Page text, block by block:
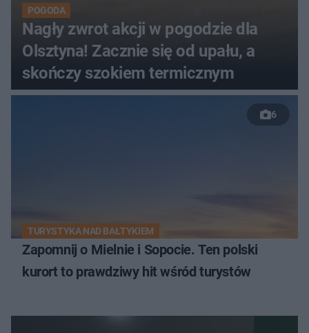
POGODA
Nagły zwrot akcji w pogodzie dla
Olsztyna! Zacznie się od upału, a
skończy szokiem termicznym
6
TURYSTYKA NAD BAŁTYKIEM
Zapomnij o Mielnie i Sopocie. Ten polski
kurort to prawdziwy hit wśród turystów